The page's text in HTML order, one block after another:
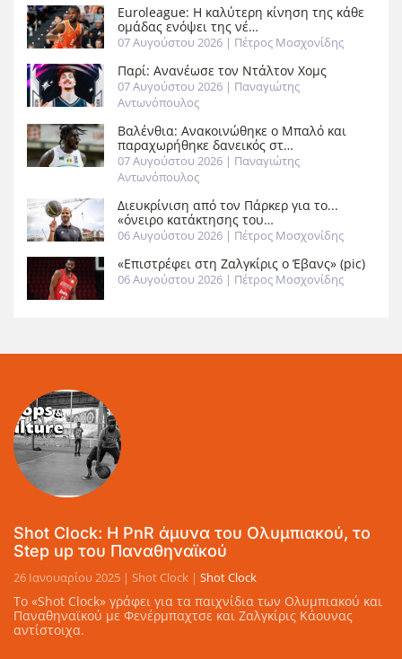
Euroleague: Η καλύτερη κίνηση της κάθε
ομάδας ενόψει της νέ…
07 Αυγούστου 2026| Πέτρος Μοσχονίδης
Παρί: Ανανέωσε τον Ντάλτον Χομς
07 Αυγούστου 2026| Παναγιώτης
Αντωνόπουλος
Βαλένθια: Ανακοινώθηκε ο Μπαλό και
παραχωρήθηκε δανεικός στ…
07 Αυγούστου 2026| Παναγιώτης
Αντωνόπουλος
Διευκρίνιση από τον Πάρκερ για το...
«όνειρο κατάκτησης του…
06 Αυγούστου 2026| Πέτρος Μοσχονίδης
«Επιστρέφει στη Ζαλγκίρις ο Έβανς» (pic)
06 Αυγούστου 2026| Πέτρος Μοσχονίδης
Shot Clock: Η PnR άμυνα του Ολυμπιακού, το
Step up του Παναθηναϊκού
26 Ιανουαρίου 2025 | Shot Clock | Shot Clock
Το «Shot Clock» γράφει για τα παιχνίδια των Ολυμπιακού και
Παναθηναϊκού με Φενέρμπαχτσε και Ζαλγκίρις Κάουνας
αντίστοιχα.